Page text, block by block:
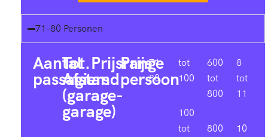
71-80 Personen
Aantal
passagiers
Tot.
Afstand
(garage-
garage)
Prijsrange
Prijs
persoon
71-
80
tot
100
100
tot
600
tot
800
800
8
tot
11
10